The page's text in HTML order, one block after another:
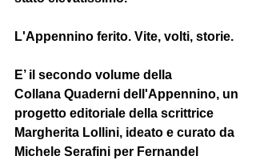
L'Appennino ferito. Vite, volti, storie.
E’ il secondo volume della
Collana Quaderni dell'Appennino, un
progetto editoriale della scrittrice
Margherita Lollini, ideato e curato da
Michele Serafini per Fernandel